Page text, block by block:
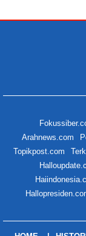
Arahnews.com
Topikpost.com